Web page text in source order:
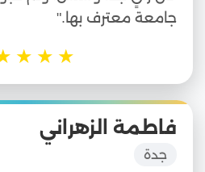
جامعة معترف بها."
★
★
★
فاطمة الزهراني
جدة